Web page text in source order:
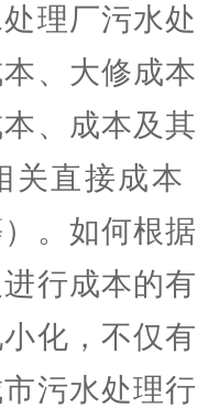
理厂污水
、大修成
、成本及
关直接成本
）。如何根
行成本的
化，不仅
污水处理